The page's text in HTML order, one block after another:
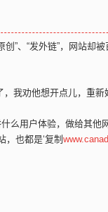
”、“发外链”，网站却被
，我劝他想开点儿，重
么用户体验，做给其他
也都是‘复制